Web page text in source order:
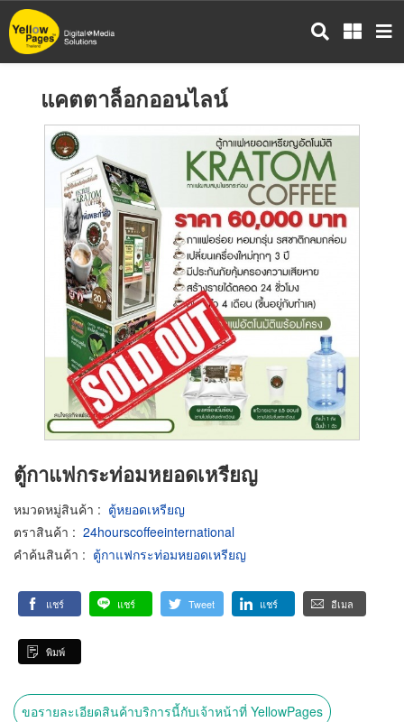
ข้าม
ไป
แคตตาล็อกออนไลน์
ตู้กาแฟกระท่อมหยอดเหรียญ
หมวดหมู่สินค้า : ตู้หยอดเหรียญ
ตราสินค้า : 24hourscoffeeinternational
คำค้นสินค้า : ตู้กาแฟกระท่อมหยอดเหรียญ
แชร์ แชร์ Tweet แชร์ อีเมล
พิมพ์
ขอรายละเอียดสินค้าบริการนี้กับเจ้าหน้าที่ YellowPages